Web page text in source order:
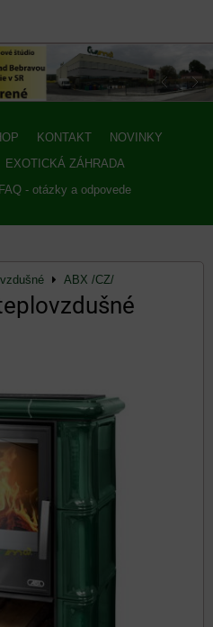
KONTAKT
NOVINKY
EXOTICKÁ ZÁHRADA
FAQ - otázky a odpovede
ABX /CZ/